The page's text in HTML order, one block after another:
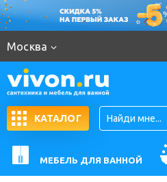
Москва
КАТАЛОГ
МЕБЕЛЬ ДЛЯ ВАННОЙ